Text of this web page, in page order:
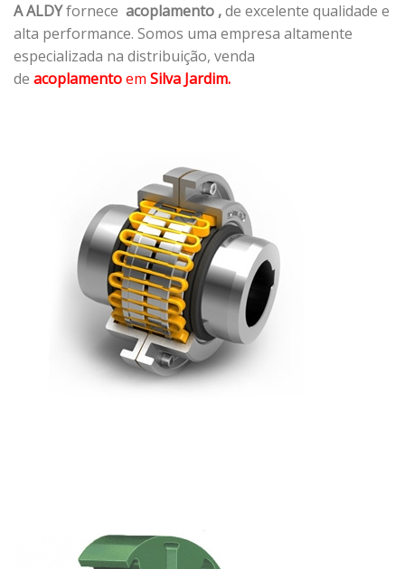
A ALDYfornece acoplamento ,de excelente qualidade e
alta performance. Somos uma empresa altamente
especializada na distribuição, venda
de acoplamentoem Silva Jardim.